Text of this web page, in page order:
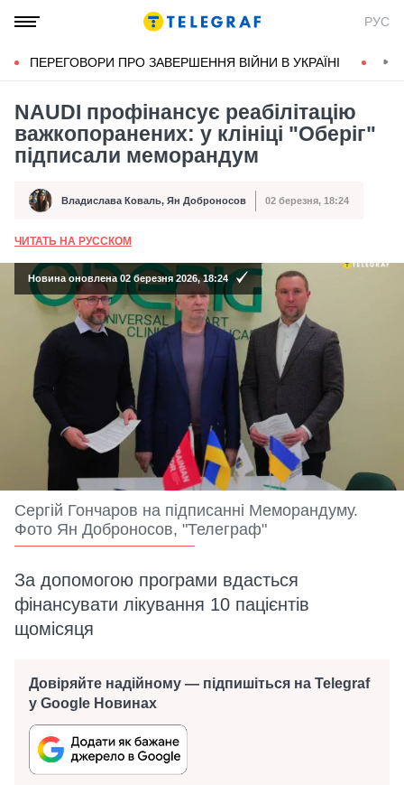
РУС
ПЕРЕГОВОРИ ПРО ЗАВЕРШЕННЯ ВІЙНИ В УКРАЇНІ
NAUDI профінансує реабілітацію
важкопоранених: у клініці "Оберіг"
підписали меморандум
Автор Владислава Коваль, Ян Доброносов
Дата публікації 02 березня, 18:24
ЧИТАТЬ НА РУССКОМ
Новина оновлена 02 березня 2026, 18:24
Сергій Гончаров на підписанні Меморандуму.
Фото Ян Доброносов, "Телеграф"
За допомогою програми вдасться
фінансувати лікування 10 пацієнтів
щомісяця
Довіряйте надійному — підпишіться на Telegraf
у Google Новинах